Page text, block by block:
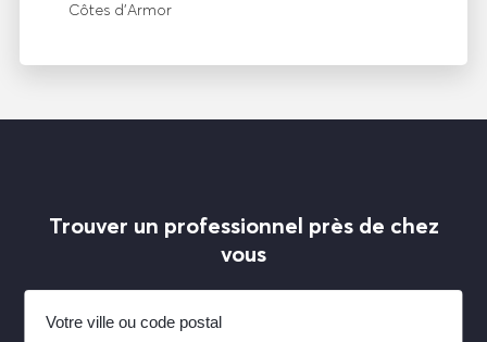
Côtes d’Armor
Trouver un professionnel près de chez
vous